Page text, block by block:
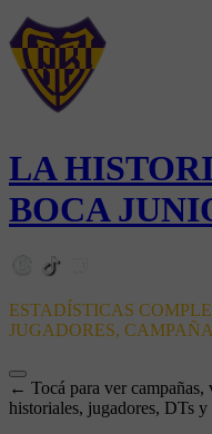
LA
BOCA
ESTADÍSTICAS
JUGADORES,
← Tocá para ver campañas,
historiales, jugadores, DTs y